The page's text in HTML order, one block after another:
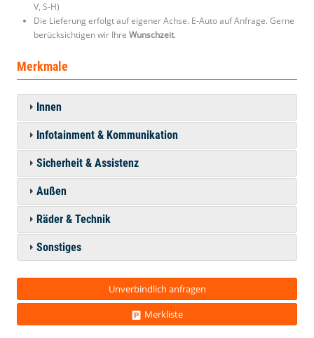
V, S-H)
Die Lieferung erfolgt auf eigener Achse. E-Auto auf Anfrage. Gerne
berücksichtigen wir Ihre Wunschzeit.
Merkmale
Innen
Infotainment & Kommunikation
Sicherheit & Assistenz
Außen
Räder & Technik
Sonstiges
Unverbindlich anfragen
Merkliste